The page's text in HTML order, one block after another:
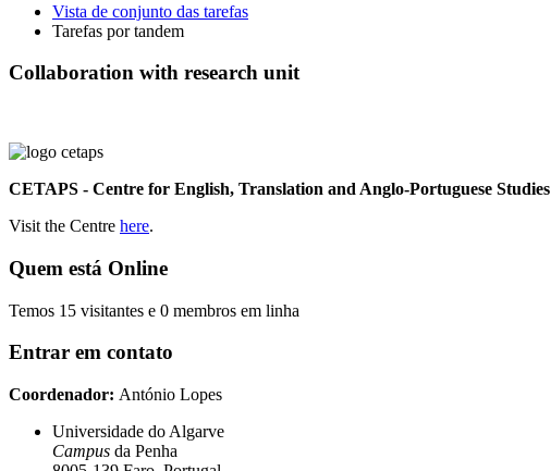
Vista de conjunto das tarefas
Tarefas por tandem
Collaboration with research unit
CETAPS - Centre for English, Translation and Anglo-Portuguese Studies
Visit the Centre here.
Quem está Online
Temos 15 visitantes e 0 membros em linha
Entrar em contato
Coordenador: António Lopes
Universidade do Algarve
Campus da Penha